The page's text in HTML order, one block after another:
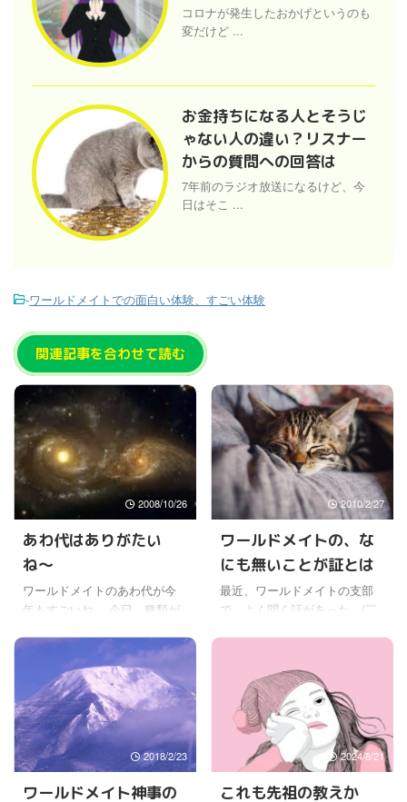
コロナが発生したおかげというのも
変だけど ...
お金持ちになる人とそうじ
ゃない人の違い？リスナー
からの質問への回答は
7年前のラジオ放送になるけど、今
日はそこ ...
-ワールドメイトでの面白い体験、すごい体験
関連記事を合わせて読む
2008/10/26
あわ代はありがたい
ね〜
ワールドメイトのあわ代が今
年もすごいね。 今日、種類が
込むかちょっと迷ったけど
ね。 (￣∇￣;) 今書いて、申し
込み終わったんだけど、すご
いすっきりした。 ┌(￣◇
￣；)┐ さっき書く前までは、
なんか気分が悪くて、情緒不
安的気味だったけどね。 新し
2010/2/27
ワールドメイトの、な
にも無いことが証とは
最近、ワールドメイトの支部
で、よく聞く話があった。(￣
子たちの分まで書いてあげた
ら、そのクラスだけは、イン
フルエンザで学級閉鎖になら
なかったとか、免疫系の霊璽
を書いたら、職場の人は皆か
かっているのに、なぜか家族
は誰もかからなかったとか、
2018/2/23
ワールドメイト神事の
2024/8/21
これも先祖の教えか